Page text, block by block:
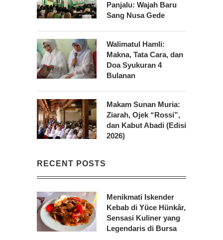
Panjalu: Wajah Baru
Sang Nusa Gede
Walimatul Hamli:
Makna, Tata Cara, dan
Doa Syukuran 4
Bulanan
Makam Sunan Muria:
Ziarah, Ojek “Rossi”,
dan Kabut Abadi (Edisi
2026)
RECENT POSTS
Menikmati Iskender
Kebab di Yüce Hünkâr,
Sensasi Kuliner yang
Legendaris di Bursa